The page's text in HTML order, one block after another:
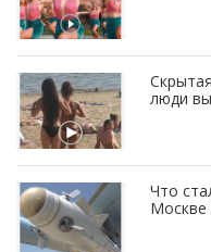
люди
Что
Москве